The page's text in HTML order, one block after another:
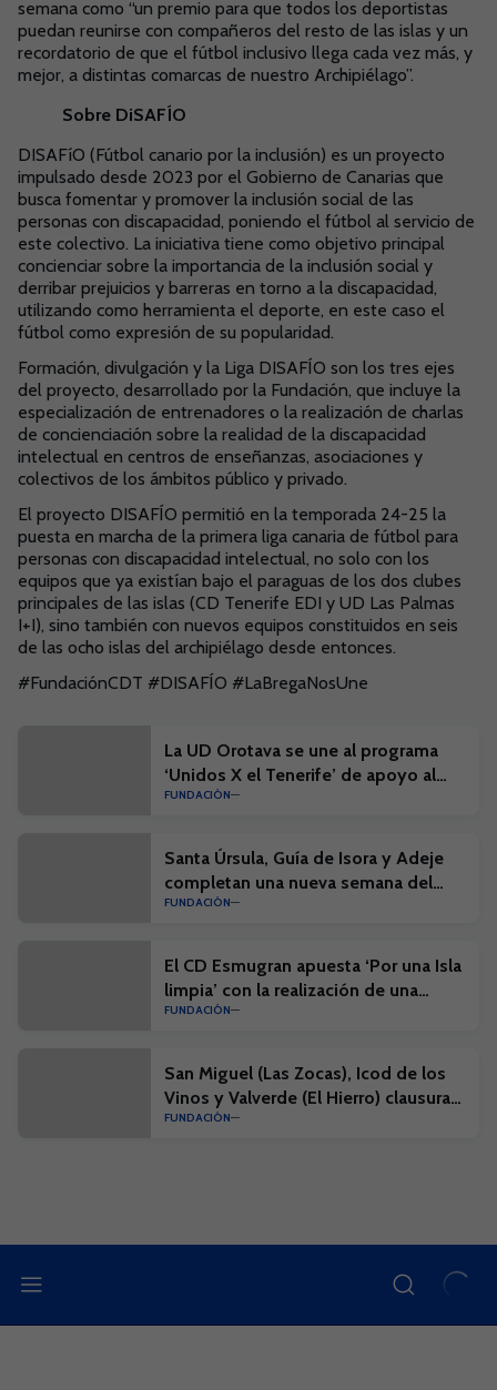
semana como “un premio para que todos los deportistas
puedan reunirse con compañeros del resto de las islas y un
recordatorio de que el fútbol inclusivo llega cada vez más, y
mejor, a distintas comarcas de nuestro Archipiélago”.
Sobre DiSAFÍO
DISAFíO (Fútbol canario por la inclusión) es un proyecto
impulsado desde 2023 por el Gobierno de Canarias que
busca fomentar y promover la inclusión social de las
personas con discapacidad, poniendo el fútbol al servicio de
este colectivo. La iniciativa tiene como objetivo principal
concienciar sobre la importancia de la inclusión social y
derribar prejuicios y barreras en torno a la discapacidad,
utilizando como herramienta el deporte, en este caso el
fútbol como expresión de su popularidad.
Formación, divulgación y la Liga DISAFÍO son los tres ejes
del proyecto, desarrollado por la Fundación, que incluye la
especialización de entrenadores o la realización de charlas
de concienciación sobre la realidad de la discapacidad
intelectual en centros de enseñanzas, asociaciones y
colectivos de los ámbitos público y privado.
El proyecto DISAFÍO permitió en la temporada 24-25 la
puesta en marcha de la primera liga canaria de fútbol para
personas con discapacidad intelectual, no solo con los
equipos que ya existían bajo el paraguas de los dos clubes
principales de las islas (CD Tenerife EDI y UD Las Palmas
I+I), sino también con nuevos equipos constituidos en seis
de las ocho islas del archipiélago desde entonces.
#FundaciónCDT #DISAFÍO #LaBregaNosUne
La UD Orotava se une al programa
‘Unidos X el Tenerife’ de apoyo al
fútbol base
FUNDACIÓN
Santa Úrsula, Guía de Isora y Adeje
completan una nueva semana del
Campus Suma
FUNDACIÓN
El CD Esmugran apuesta ‘Por una Isla
limpia’ con la realización de una
actividad en el litoral de El Médano
FUNDACIÓN
San Miguel (Las Zocas), Icod de los
Vinos y Valverde (El Hierro) clausuran
una nueva semana del Campus Suma
FUNDACIÓN